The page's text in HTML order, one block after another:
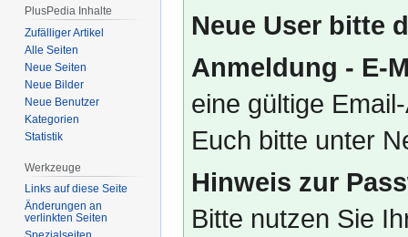
Neue User bitte
Anmeldung - E-
eine gültige
Euch bitte unter
Hinweis zur
Bitte nutzen Sie
PlusPedia Inhalte
Zufälliger Artikel
Alle Seiten
Neue Seiten
Neue Bilder
Neue Benutzer
Kategorien
Statistik
Werkzeuge
Links auf diese Seite
Änderungen an
verlinkten Seiten